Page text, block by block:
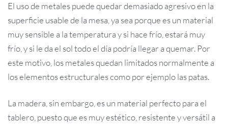
El uso de metales puede quedar demasiado agresivo en la
superficie usable de la mesa, ya sea porque es un material
muy sensible a la temperatura y si hace frío, estará muy
frío, y si le da el sol todo el día podría llegar a quemar. Por
este motivo, los metales quedan limitados normalmente a
los elementos estructurales como por ejemplo las patas.
La madera, sin embargo, es un material perfecto para el
tablero, puesto que es muy estético, resistente y versátil a